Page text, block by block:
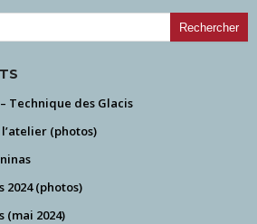
Technique des Glacis
(photos)
2024 (photos)
(mai 2024)